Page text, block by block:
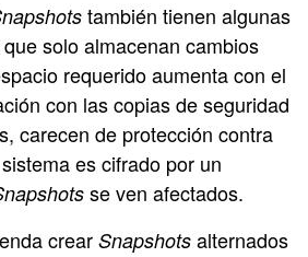
también tienen algunas
solo almacenan cambios
requerido aumenta con el
con las copias de seguridad
carecen de protección contra
es cifrado por un
se ven afectados.
crear Snapshots alternados